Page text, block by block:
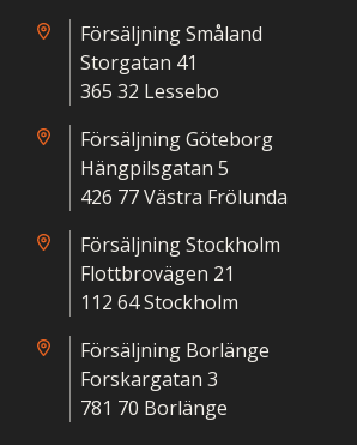
Försäljning Småland
Storgatan 41
365 32 Lessebo
Försäljning Göteborg
Hängpilsgatan 5
426 77 Västra Frölunda
Försäljning Stockholm
Flottbrovägen 21
112 64 Stockholm
Försäljning Borlänge
Forskargatan 3
781 70 Borlänge